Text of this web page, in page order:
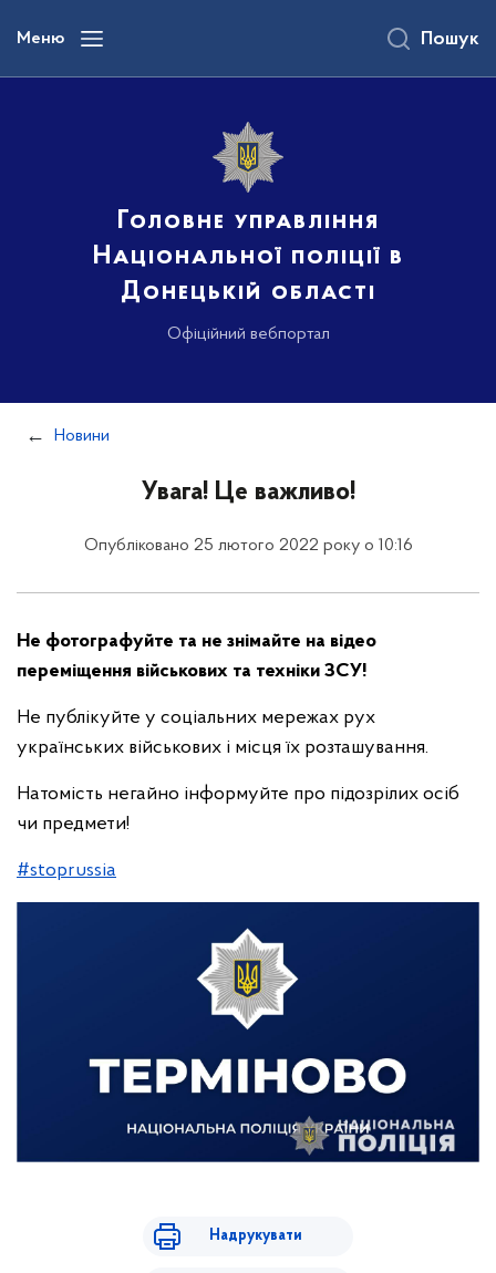
вмісту
Меню
Головне управління
Національної поліції в
Донецькій області
Офіційний вебпортал
Пошук
Новини
Увага! Це важливо!
Опубліковано 25 лютого 2022 року о 10:16
Не фотографуйте та не знімайте на відео
переміщення військових та техніки ЗСУ!
Не публікуйте у соціальних мережах рух
українських військових і місця їх розташування.
Натомість негайно інформуйте про підозрілих осіб
чи предмети!
#stoprussia
Надрукувати